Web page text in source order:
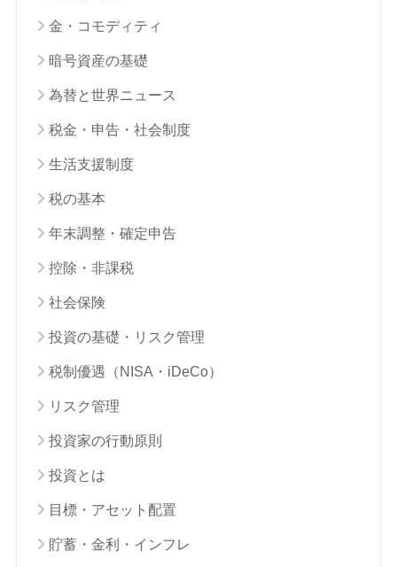
金・コモディティ
暗号資産の基礎
為替と世界ニュース
税金・申告・社会制度
生活支援制度
税の基本
年末調整・確定申告
控除・非課税
社会保険
投資の基礎・リスク管理
税制優遇（NISA・iDeCo）
リスク管理
投資家の行動原則
投資とは
目標・アセット配置
貯蓄・金利・インフレ